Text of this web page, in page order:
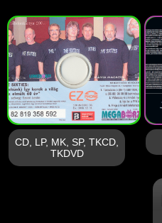
CD, LP, MK, SP, TKCD,
TKDVD